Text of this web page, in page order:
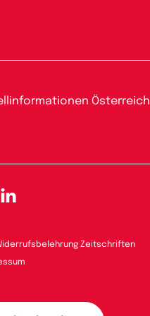
Österreich
LinkedIn
Zeitschriften